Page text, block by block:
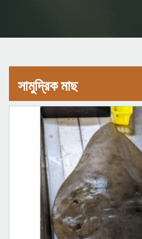
সামুদ্রিক মাছ